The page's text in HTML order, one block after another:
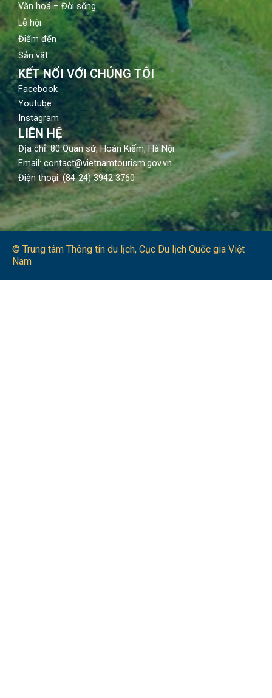
Văn hoá – Đời sống
Lễ hội
Điểm đến
Sản vật
KẾT NỐI VỚI CHÚNG TÔI
Facebook
Youtube
Instagram
LIÊN HỆ
Địa chỉ: 80 Quán sứ, Hoàn Kiếm, Hà Nội
Email: contact@vietnamtourism.gov.vn
Điện thoại: (84-24) 3942 3760
© Trung tâm Thông tin du lịch​, Cục Du lịch Quốc gia Việt
Nam